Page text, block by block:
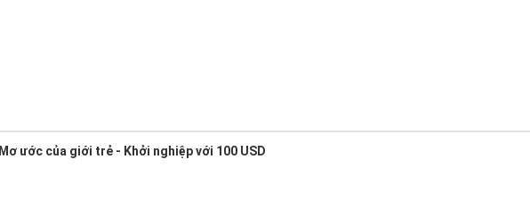
Mơ ước của giới trẻ - Khởi nghiệp với 100 USD